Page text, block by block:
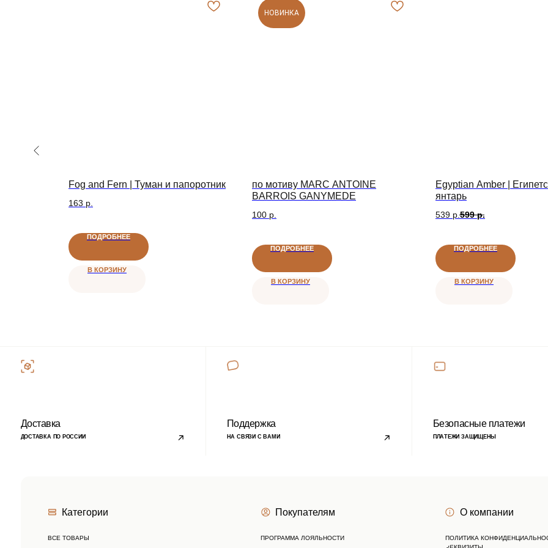
Fog and Fern | Туман и папоротник
163 р.
ПОДРОБНЕЕ
В КОРЗИНУ
НОВИНКА
по мотиву MARC ANTOINE
BARROIS GANYMEDE
100 р.
ПОДРОБНЕЕ
В КОРЗИНУ
Egyptian Amber |
янтарь
539 р.599 р.
ПОДРОБНЕЕ
В КОРЗИНУ
ПЛАТЕЖИ ЗАЩИЩЕНЫ
Безопасные платежи
Покупателям О компании
наши новости